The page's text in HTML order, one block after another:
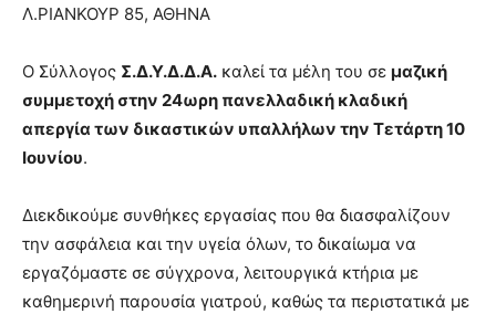
Λ.ΡΙΑΝΚΟΥΡ 85, ΑΘΗΝΑ
Ο Σύλλογος Σ.Δ.Υ.Δ.Δ.Α. καλεί τα μέλη του σε μαζική
συμμετοχή στην 24ωρη πανελλαδική κλαδική
απεργία των δικαστικών υπαλλήλων την Τετάρτη 10
Ιουνίου.
Διεκδικούμε συνθήκες εργασίας που θα διασφαλίζουν
την ασφάλεια και την υγεία όλων, το δικαίωμα να
εργαζόμαστε σε σύγχρονα, λειτουργικά κτήρια με
καθημερινή παρουσία γιατρού, καθώς τα περιστατικά με